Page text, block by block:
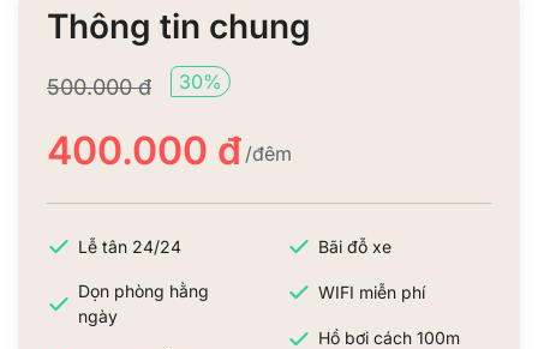
Thông tin chung
500.000 đ 30%
400.000 đ /đêm
Lễ tân 24/24
Dọn phòng hằng
ngày
Bãi đỗ xe
WIFI miễn phí
Hồ bơi cách 100m